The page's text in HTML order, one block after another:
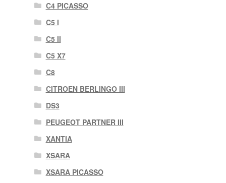
C4 PICASSO
C5 I
C5 II
C5 X7
C8
CITROEN BERLINGO III
DS3
PEUGEOT PARTNER III
XANTIA
XSARA
XSARA PICASSO